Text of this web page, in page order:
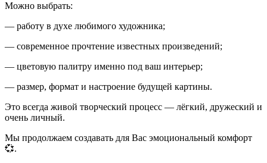
Можно выбрать:
— работу в духе любимого художника;
— современное прочтение известных произведений;
— цветовую палитру именно под ваш интерьер;
— размер, формат и настроение будущей картины.
Это всегда живой творческий процесс — лёгкий, дружеский и
очень личный.
Мы продолжаем создавать для Вас эмоциональный комфорт
💞.